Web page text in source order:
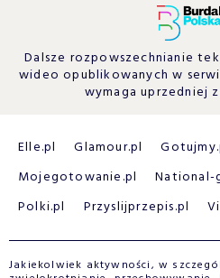
Dalsze rozpowszechnianie
wideo opublikowanych w
wymaga uprzedniej
Elle.pl Glamour.pl
Mojegotowanie.pl
National-
Polki.pl
Przyslijprzepis.pl
Jakiekolwiek aktywności, w